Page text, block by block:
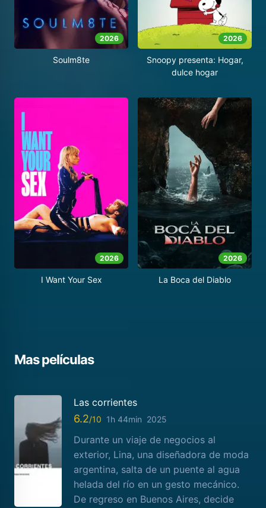
2026
Soulm8te
2026
Snoopy presenta: Hogar,
dulce hogar
2026
I Want Your Sex
2026
La Boca del Diablo
Mas películas
Las corrientes
6.2 1h 44min 2025
Durante un viaje de negocios al
exterior, Lina, una diseñadora de moda
argentina, salta de un puente al agua
helada del río en un gesto mecánico.
De regreso en Buenos Aires, decide